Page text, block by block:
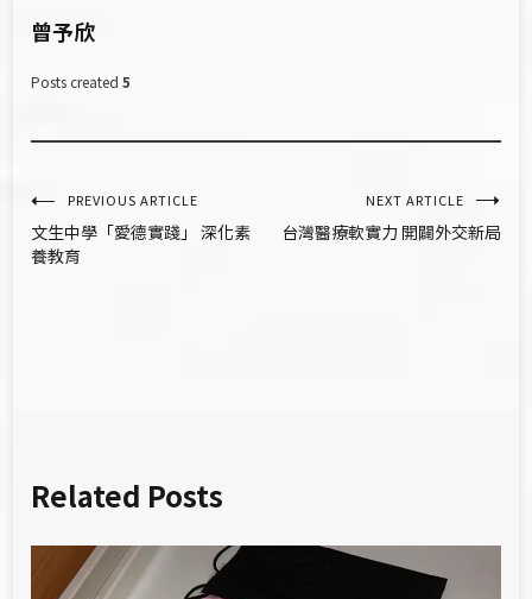
曾予欣
Posts created 5
文
章
PREVIOUS ARTICLE
文生中學「愛德實踐」 深化素
養教育
NEXT ARTICLE
台灣醫療軟實力 開闢外交新局
Related Posts